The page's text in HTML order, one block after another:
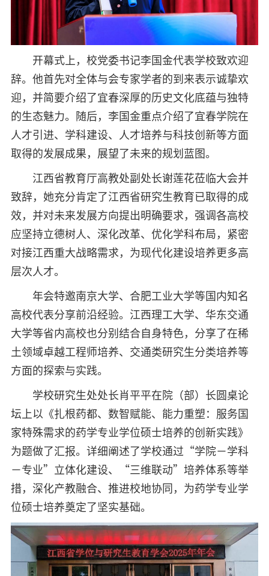
开幕式上，校党委书记李国金代表学校致欢迎
辞。他首先对全体与会专家学者的到来表示诚挚欢
迎，并简要介绍了宜春深厚的历史文化底蕴与独特
的生态魅力。随后，李国金重点介绍了宜春学院在
人才引进、学科建设、人才培养与科技创新等方面
取得的发展成果，展望了未来的规划蓝图。
江西省教育厅高教处副处长谢莲花莅临大会并
致辞，她充分肯定了江西省研究生教育已取得的成
效，并对未来发展方向提出明确要求，强调各高校
应坚持立德树人、深化改革、优化学科布局，紧密
对接江西重大战略需求，为现代化建设培养更多高
层次人才。
年会特邀南京大学、合肥工业大学等国内知名
高校代表分享前沿经验。江西理工大学、华东交通
大学等省内高校也分别结合自身特色，分享了在稀
土领域卓越工程师培养、交通类研究生分类培养等
方面的探索与实践。
学校研究生处处长肖平平在院（部）长圆桌论
坛上以《扎根药都、数智赋能、能力重塑：服务国
家特殊需求的药学专业学位硕士培养的创新实践》
为题做了汇报。详细阐述了学校通过“学院－学科
－专业”立体化建设、“三维联动”培养体系等举
措，深化产教融合、推进校地协同，为药学专业学
位硕士培养奠定了坚实基础。